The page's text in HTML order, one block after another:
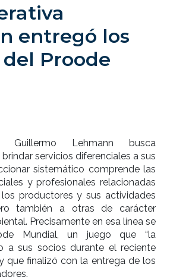
entregó los
Proode
Guillermo Lehmann busca
servicios diferenciales a sus
sistemático comprende las
y profesionales relacionadas
productores y sus actividades
también a otras de carácter
Precisamente en esa línea se
Mundial, un juego que “la
a sus socios durante el reciente
que finalizó con la entrega de los